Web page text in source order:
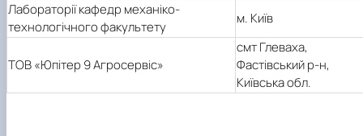
Лабораторії кафедр механіко-
технологічного факультету
м. Київ
ТОВ «Юпітер 9 Агросервіс»
смт Глеваха,
Фастівський р-н,
Київська обл.